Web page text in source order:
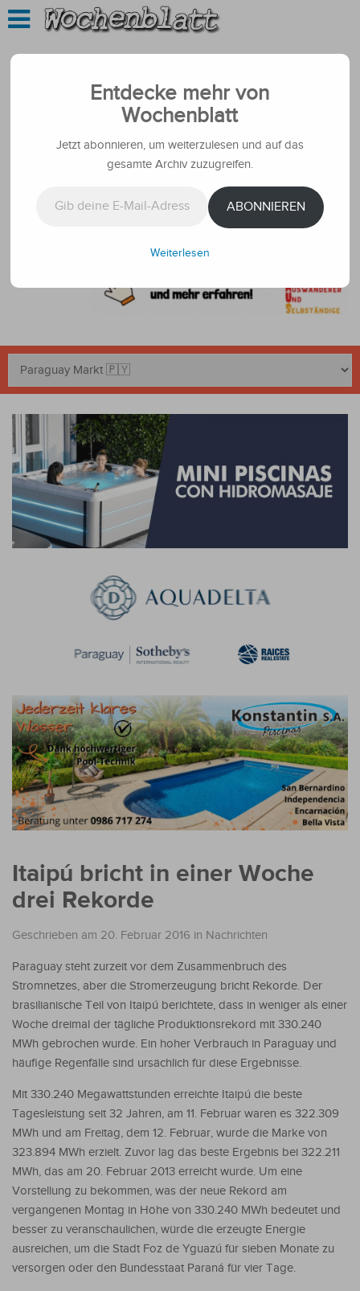
Itaipú bricht in einer Woche
drei Rekorde
Geschrieben am 20. Februar 2016 in Nachrichten
Paraguay steht zurzeit vor dem Zusammenbruch des
Stromnetzes, aber die Stromerzeugung bricht Rekorde. Der
brasilianische Teil von Itaipú berichtete, dass in weniger als einer
Woche dreimal der tägliche Produktionsrekord mit 330.240
MWh gebrochen wurde. Ein hoher Verbrauch in Paraguay und
häufige Regenfälle sind ursächlich für diese Ergebnisse.
Mit 330.240 Megawattstunden erreichte Itaipú die beste
Tagesleistung seit 32 Jahren, am 11. Februar waren es 322.309
MWh und am Freitag, dem 12. Februar, wurde die Marke von
323.894 MWh erzielt. Zuvor lag das beste Ergebnis bei 322.211
MWh, das am 20. Februar 2013 erreicht wurde. Um eine
Vorstellung zu bekommen, was der neue Rekord am
vergangenen Montag in Höhe von 330.240 MWh bedeutet und
besser zu veranschaulichen, würde die erzeugte Energie
ausreichen, um die Stadt Foz de Yguazú für sieben Monate zu
versorgen oder den Bundesstaat Paraná für vier Tage.
Entdecke mehr von
Wochenblatt
Jetzt abonnieren, um weiterzulesen und auf das
gesamte Archiv zuzugreifen.
ABONNIEREN
Weiterlesen